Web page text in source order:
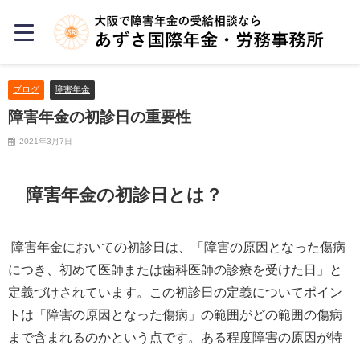
ブログ 障害年金
障害年金の初診日の重要性
2021年3月7日
障害年金の初診日とは？
障害年金においての初診日は、「障害の原因となった傷病
につき、初めて医師または歯科医師の診療を受けた日」と
定義づけされています。この初診日の定義についてポイン
トは「障害の原因となった傷病」の範囲がどの範囲の傷病
まで含まれるのかという点です。ある程度障害の原因が特